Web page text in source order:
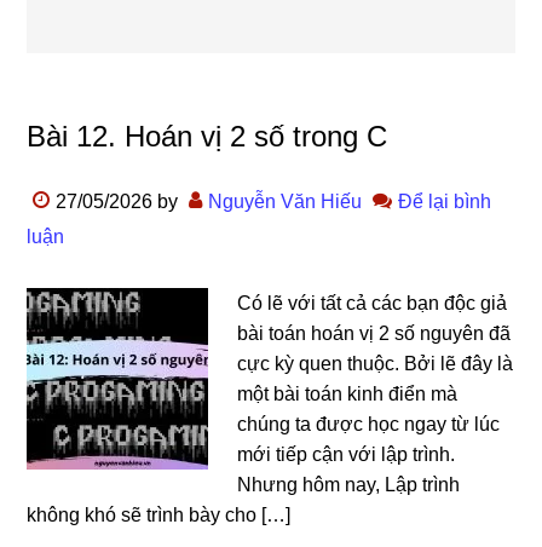
Bài 12. Hoán vị 2 số trong C
27/05/2026 by Nguyễn Văn Hiếu
Để lại bình
luận
Có lẽ với tất cả các bạn độc giả
bài toán hoán vị 2 số nguyên đã
cực kỳ quen thuộc. Bởi lẽ đây là
một bài toán kinh điển mà
chúng ta được học ngay từ lúc
mới tiếp cận với lập trình.
Nhưng hôm nay, Lập trình
không khó sẽ trình bày cho […]